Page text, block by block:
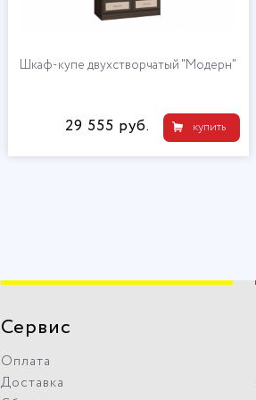
Шкаф-купе двухстворчатый "Модерн"
купить
29 555 руб.
Сервис
Оплата
Доставка